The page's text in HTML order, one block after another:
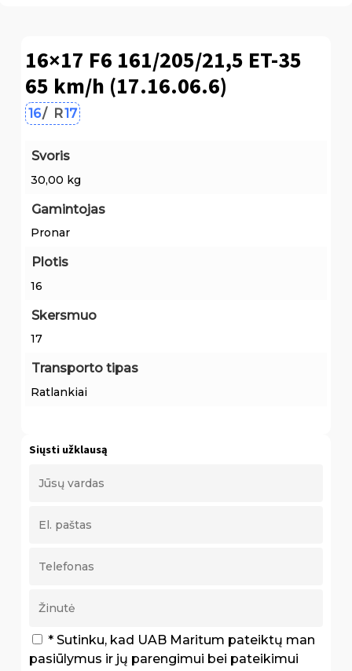
16×17 F6 161/205/21,5 ET-35
65 km/h (17.16.06.6)
16/ R17
Svoris
30,00 kg
Gamintojas
Pronar
Plotis
16
Skersmuo
17
Transporto tipas
Ratlankiai
Siųsti užklausą
* Sutinku, kad UAB Maritum pateiktų man
pasiūlymus ir jų parengimui bei pateikimui